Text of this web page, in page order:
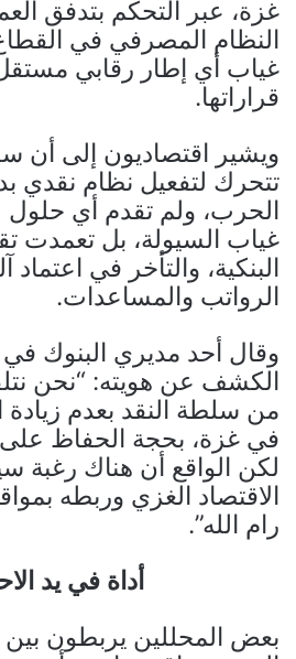
غزة، عبر التحكم بتدفق
النظام المصرفي في
غياب أي إطار رقابي
قراراتها.
ويشير اقتصاديون إلى أن
تتحرك لتفعيل نظام نقدي
الحرب، ولم تقدم أي حلول
غياب السيولة، بل تعمدت
البنكية، والتأخر في
الرواتب والمساعدات.
وقال أحد مديري البنوك
الكشف عن هويته: “نحن
من سلطة النقد بعدم زيادة
في غزة، بحجة الحفاظ على
لكن الواقع أن هناك رغبة
الاقتصاد الغزي وربطه
رام الله”.
أداة في يد
بعض المحللين يربطون